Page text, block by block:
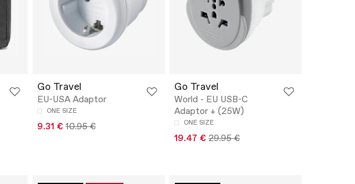
Go Travel
EU-USA Adaptor
ONE SIZE
9.31 € 10.95 €
Go Travel
World - EU USB-C
Adaptor + (25W)
ONE SIZE
19.47 € 29.95 €